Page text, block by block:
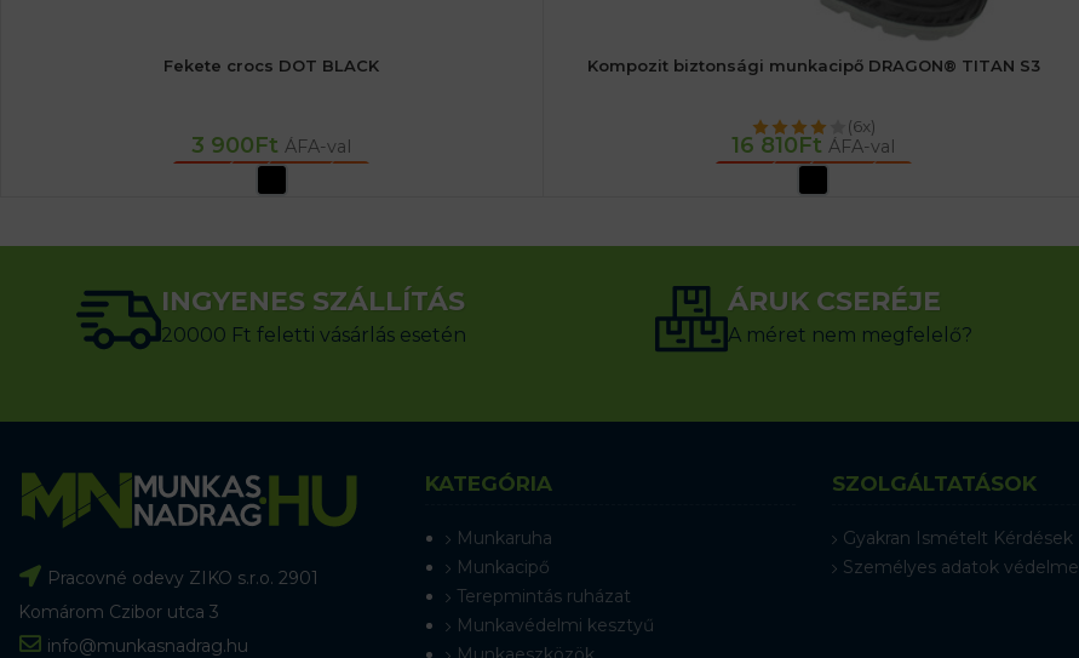
Fekete crocs DOT BLACK
3 900Ft ÁFA-val
OPCIÓK VÁLASZTÁSA
Kompozit biztonsági munkacipő DRAGON® TITAN S3
(6x)
16 810Ft ÁFA-val
OPCIÓK VÁLASZTÁSA
INGYENES SZÁLLÍTÁS
20000 Ft feletti vásárlás esetén
ÁRUK CSERÉJE
A méret nem megfelelő?
Pracovné odevy ZIKO s.r.o. 2901
Komárom Czibor utca 3
info@munkasnadrag.hu
KATEGÓRIA
Munkaruha
Munkacipő
Terepmintás ruházat
Munkavédelmi kesztyű
SZOLGÁLTATÁSOK
Gyakran Ismételt Kérdések
Személyes adatok védelme